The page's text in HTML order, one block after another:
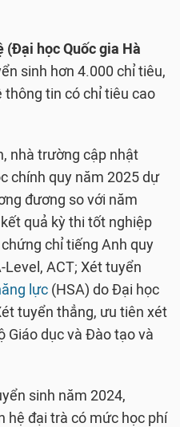
(Đại học Quốc gia Hà
sinh hơn 4.000 chỉ tiêu,
thông tin có chỉ tiêu cao
nhà trường cập nhật
chính quy năm 2025 dự
đương so với năm
quả kỳ thi tốt nghiệp
chỉ tiếng Anh quy
Level, ACT; Xét tuyển
lực (HSA) do Đại học
tuyển thẳng, ưu tiên xét
Giáo dục và Đào tạo và
sinh năm 2024,
hệ đại trà có mức học phí